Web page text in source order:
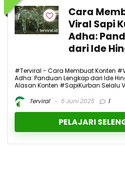
Cara
Viral Sapi
Adha:
dari Ide
#Terviral - Cara Membuat Konten
Adha: Panduan Lengkap dari Ide
Alasan Konten #SapiKurban Selalu
Terviral
5 Juni 2025 1
PELAJARI